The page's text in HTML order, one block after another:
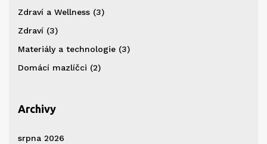
Zdraví a Wellness (3)
Zdraví (3)
Materiály a technologie (3)
Domácí mazlíčci (2)
Archivy
srpna 2026